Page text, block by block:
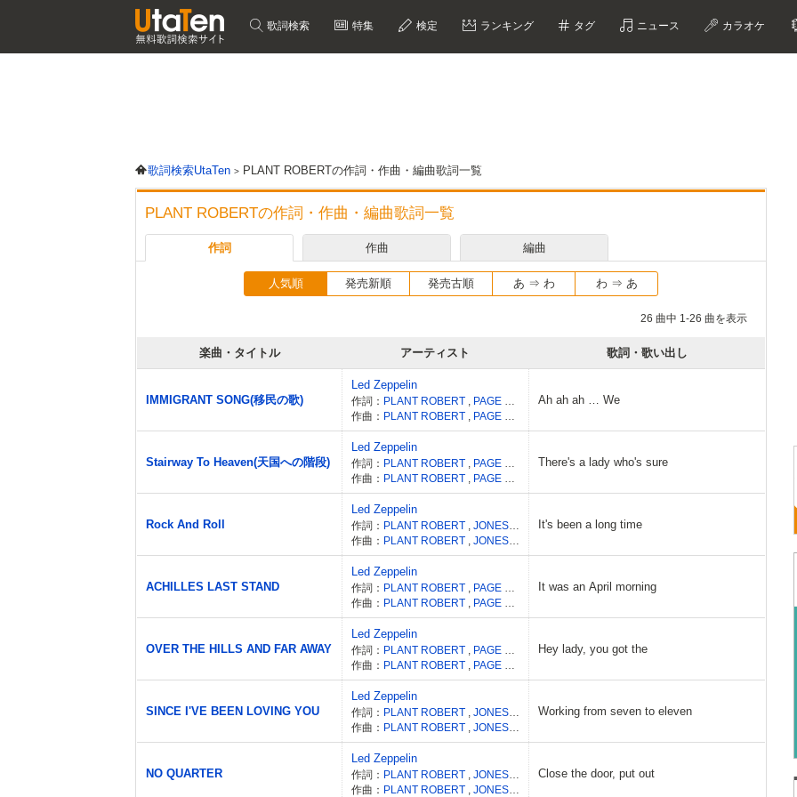
歌詞検索 特集 検定 ランキング タグ ニュース カラオケ
歌詞検索UtaTen PLANT ROBERTの作詞・作曲・編曲歌詞一覧
PLANT ROBERTの作詞・作曲・編曲歌詞一覧
作詞 作曲 編曲
人気順 発売新順 発売古順 あ ⇒ わ わ ⇒ あ
26 曲中 1-26 曲を表示
楽曲・タイトル アーティスト 歌詞・歌い出し
IMMIGRANT SONG(移民の歌)
Led Zeppelin
作詞： PLANT ROBERT
PAGE JIMMY
作曲： PLANT ROBERT PAGE JIMMY
Ah ah ah … We
Stairway To Heaven(天国への階段)
Led Zeppelin
作詞： PLANT ROBERT
PAGE JAMES PATRICK
作曲： PLANT ROBERT PAGE JAMES PATRICK
There's a lady who's sure
Rock And Roll
Led Zeppelin
作詞： PLANT ROBERT JONES JOHN PAUL(US 5) ,PAGE JIMMY
作曲： PLANT ROBERT JONES JOHN PAUL(US 5)
It's been a long time
ACHILLES LAST STAND
Led Zeppelin
作詞： PLANT ROBERT
PAGE JIMMY
作曲： PLANT ROBERT PAGE JIMMY
It was an April morning
OVER THE HILLS AND FAR AWAY
Led Zeppelin
作詞： PLANT ROBERT
PAGE JIMMY
作曲： PLANT ROBERT PAGE JIMMY
Hey lady, you got the
SINCE I'VE BEEN LOVING YOU
Led Zeppelin
作詞： PLANT ROBERT JONES JOHN PAUL(US 5) , PAGE JIMMY
作曲： PLANT ROBERT JONES JOHN PAUL(US 5)
Working from seven to eleven
NO QUARTER
Led Zeppelin
作詞： PLANT ROBERT JONES JOHN PAUL(US 5) ,PAGE JIMMY
作曲： PLANT ROBERT JONES JOHN PAUL(US 5)
Close the door, put out